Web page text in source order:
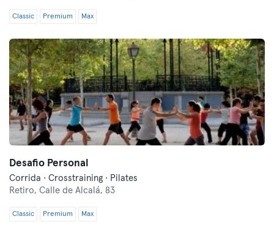
Classic Premium Max
Desafio Personal
Corrida · Crosstraining · Pilates
Retiro, Calle de Alcalá, 83
Classic Premium Max